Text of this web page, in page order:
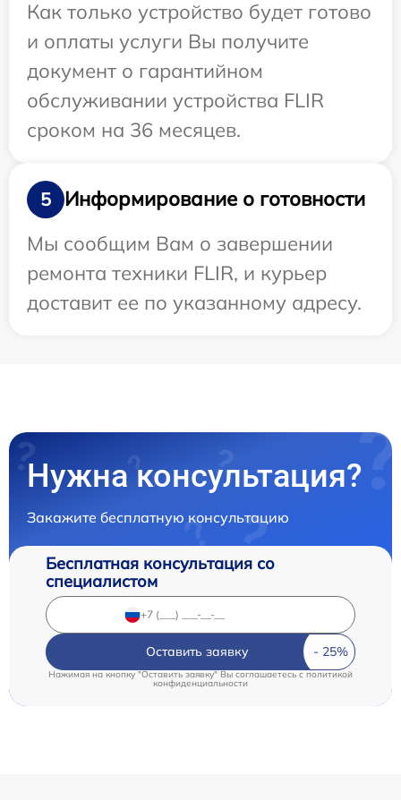
Как только устройство будет готово
и оплаты услуги Вы получите
документ о гарантийном
обслуживании устройства FLIR
сроком на 36 месяцев.
5
Информирование о готовности
Мы сообщим Вам о завершении
ремонта техники FLIR, и курьер
доставит ее по указанному адресу.
Нужна консультация?
Закажите бесплатную консультацию
Бесплатная консультация со
специалистом
Оставить заявку
Нажимая на кнопку "Оставить заявку" Вы соглашаетесь cполитикой
конфиденциальности